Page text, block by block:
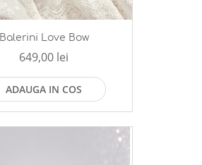
Balerini Love Bow
649,00 lei
ADAUGA IN COS